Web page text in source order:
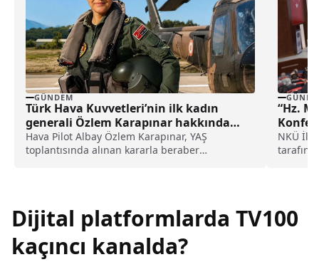
GÜNDEM
Türk Hava Kuvvetleri’nin ilk kadın
generali Özlem Karapınar hakkında
dikkat çeken detay ortaya çıktı
Hava Pilot Albay Özlem Karapınar, YAŞ
toplantısında alınan kararla beraber
“Hz.
NKÜ
Dijital platformlarda TV100
kaçıncı kanalda?